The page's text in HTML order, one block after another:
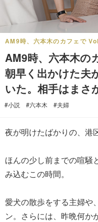
AM9時、六本木のカフェで
AM9時、六本木の
朝早く出かけた夫
いた。相手はまさ
#小説 #六本木 #夫婦
夜が明けたばかりの、港
ほんの少し前までの喧騒
み込むこの時間。
愛犬の散歩をする主婦や
ン。さらには、昨晩何か